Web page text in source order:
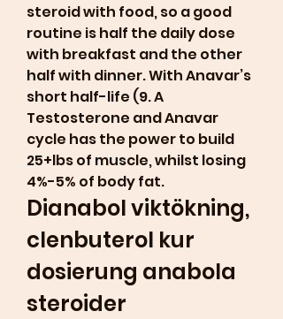
steroid with food, so a good
routine is half the daily dose
with breakfast and the other
half with dinner. With Anavar’s
short half-life (9. A
Testosterone and Anavar
cycle has the power to build
25+lbs of muscle, whilst losing
4%-5% of body fat.
Dianabol viktökning,
clenbuterol kur
dosierung anabola
steroider